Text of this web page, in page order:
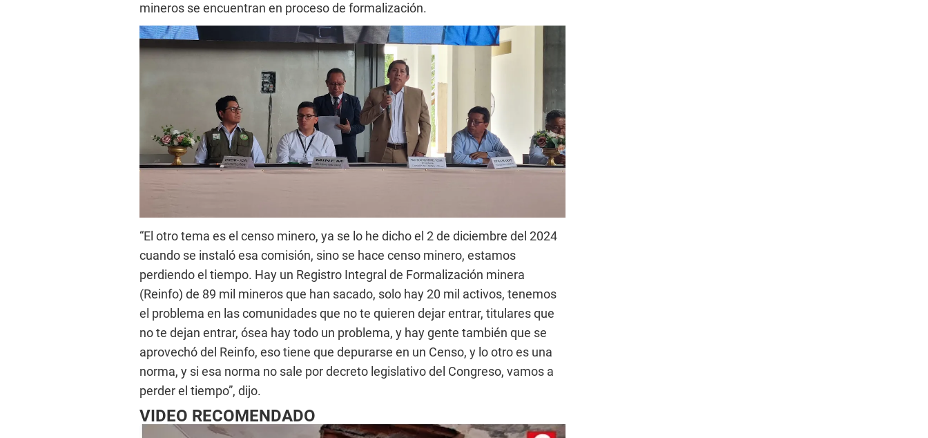
mineros se encuentran en proceso de formalización.
“El otro tema es el censo minero, ya se lo he dicho el 2 de diciembre del 2024
cuando se instaló esa comisión, sino se hace censo minero, estamos
perdiendo el tiempo. Hay un Registro Integral de Formalización minera
(Reinfo) de 89 mil mineros que han sacado, solo hay 20 mil activos, tenemos
el problema en las comunidades que no te quieren dejar entrar, titulares que
no te dejan entrar, ósea hay todo un problema, y hay gente también que se
aprovechó del Reinfo, eso tiene que depurarse en un Censo, y lo otro es una
norma, y si esa norma no sale por decreto legislativo del Congreso, vamos a
perder el tiempo”, dijo.
VIDEO RECOMENDADO